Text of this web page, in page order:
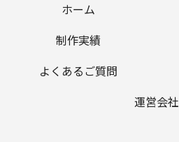
ホーム
制作実績
よくあるご質問
運営会社